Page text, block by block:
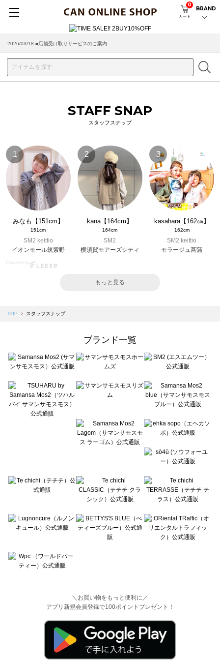
カート
0
BRAND
2026/03/18 ■店舗受け取りサービスのご案内
STAFF SNAP
スタッフスナップ
1
みなも【151cm】
151cm
SM2 keittio
イオンモール筑紫野
2
kana【164cm】
164cm
SM2
横須賀モアーズシティ
3
kasahara【162㎝】
162cm
SM2 keittio
モラージュ菖蒲
Powered by
もっと見る
TOP スタッフスナップ
ブランド一覧
＼お買い物をもっと便利に／
アプリ新規会員登録で100ポイントプレゼント！